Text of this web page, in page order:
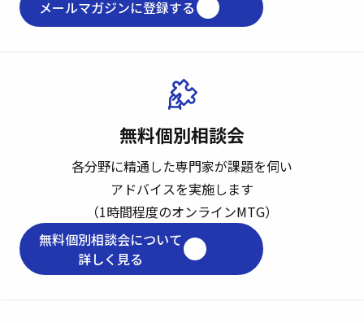
メールマガジンに登録する
無料個別相談会
各分野に精通した専門家が課題を伺い
アドバイスを実施します
（1時間程度のオンラインMTG）
無料個別相談会について
詳しく見る